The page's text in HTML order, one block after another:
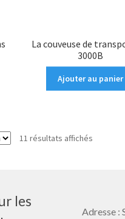
La couveuse de
3000B
Ajouter au panier
11 résultats affichés
les
Adresse :